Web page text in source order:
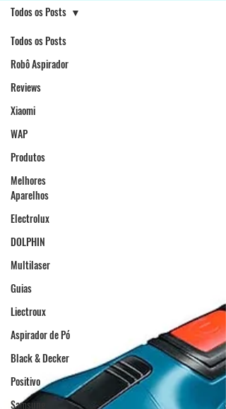
Todos os Posts
Robô Aspirador
Reviews
Xiaomi
WAP
Produtos
Melhores
Aparelhos
Electrolux
DOLPHIN
Multilaser
Guias
Liectroux
Aspirador de Pó
Black & Decker
Positivo
Samsung
Todos os Posts